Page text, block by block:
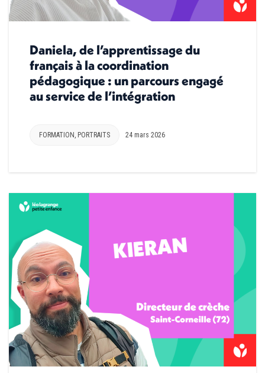
Daniela, de l’apprentissage du
français à la coordination
pédagogique : un parcours engagé
au service de l’intégration
FORMATION , PORTRAITS 24 mars 2026